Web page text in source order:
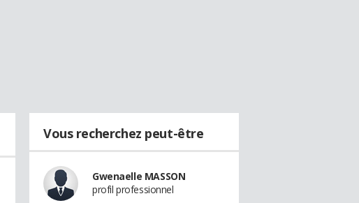
Vous recherchez peut-être
Gwenaelle MASSON
profil professionnel